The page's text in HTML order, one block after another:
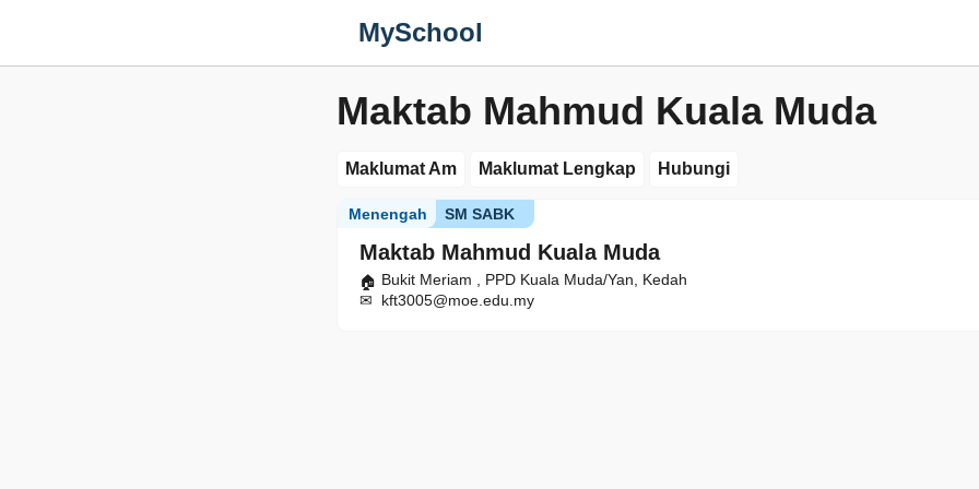
MySchool
Maktab Mahmud Kuala Muda
Maklumat Am Maklumat Lengkap Hubungi
Maktab Mahmud Kuala Muda
SM SABK
Menengah
Bukit Meriam , PPD Kuala Muda/Yan, Kedah
kft3005@moe.edu.my